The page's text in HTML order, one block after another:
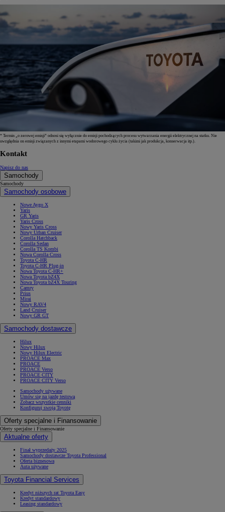
* Termin „o zerowej emisji” odnosi się wyłącznie do emisji pochodzących procesu wytwarzania energii elektrycznej na statku. Nie
uwzględnia on emisji związanych z innymi etapami wodorowego cyklu życia (takimi jak produkcja, konserwacja itp.).
Kontakt
Napisz do nas
Samochody
Samochody
Samochody osobowe
Nowe Aygo X
Yaris
GR Yaris
Yaris Cross
Nowy Yaris Cross
Nowy Urban Cruiser
Corolla Hatchback
Corolla Sedan
Corolla TS Kombi
Nowa Corolla Cross
Toyota C-HR
Toyota C-HR Plug-in
Nowa Toyota C-HR+
Nowa Toyota bZ4X
Nowa Toyota bZ4X Touring
Camry
Prius
Mirai
Nowy RAV4
Land Cruiser
Nowy GR GT
Samochody dostawcze
Hilux
Nowy Hilux
Nowy Hilux Electric
PROACE Max
PROACE
PROACE Verso
PROACE CITY
PROACE CITY Verso
Samochody używane
Umów się na jazdę testową
Zobacz wszystkie cenniki
Konfiguruj swoją Toyotę
Oferty specjalne i Finansowanie
Oferty specjalne i Finansowanie
Aktualne oferty
Finał wyprzedaży 2025
Samochody dostawcze Toyota Professional
Oferta biznesowa
Auta używane
Toyota Financial Services
Kredyt niższych rat Toyota Easy
Kredyt standardowy
Leasing standardowy